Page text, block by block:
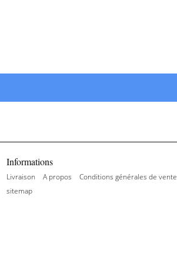
Informations
Livraison A propos
Conditions générales de vente
sitemap